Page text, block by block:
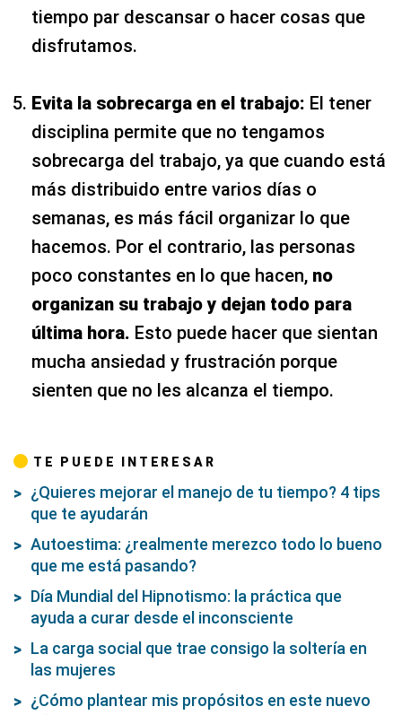
tiempo par descansar o hacer cosas que
disfrutamos.
Evita la sobrecarga en el trabajo: El tener
disciplina permite que no tengamos
sobrecarga del trabajo, ya que cuando está
más distribuido entre varios días o
semanas, es más fácil organizar lo que
hacemos. Por el contrario, las personas
poco constantes en lo que hacen, no
organizan su trabajo y dejan todo para
última hora. Esto puede hacer que sientan
mucha ansiedad y frustración porque
sienten que no les alcanza el tiempo.
TE PUEDE INTERESAR
¿Quieres mejorar el manejo de tu tiempo? 4 tips
que te ayudarán
Autoestima: ¿realmente merezco todo lo bueno
que me está pasando?
Día Mundial del Hipnotismo: la práctica que
ayuda a curar desde el inconsciente
La carga social que trae consigo la soltería en
las mujeres
¿Cómo plantear mis propósitos en este nuevo